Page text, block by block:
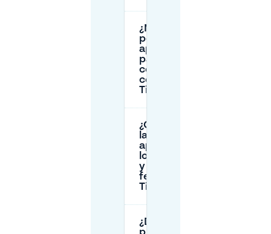
¿Necesito un
permiso de
aparcamiento
para aparcar
cerca del
centro de
Tilburg?
¿Cuáles son
las reglas de
aparcamiento
los domingos
y días
festivos en
Tilburg?
¿Dónde